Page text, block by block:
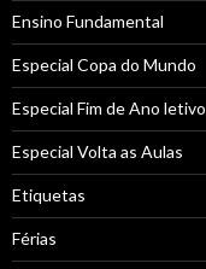
Ensino Fundamental
Especial Copa do Mundo
Especial Fim de Ano letivo
Especial Volta as Aulas
Etiquetas
Férias